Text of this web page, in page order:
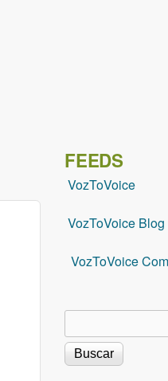
FEEDS
VozToVoice
VozToVoice Blog
VozToVoice